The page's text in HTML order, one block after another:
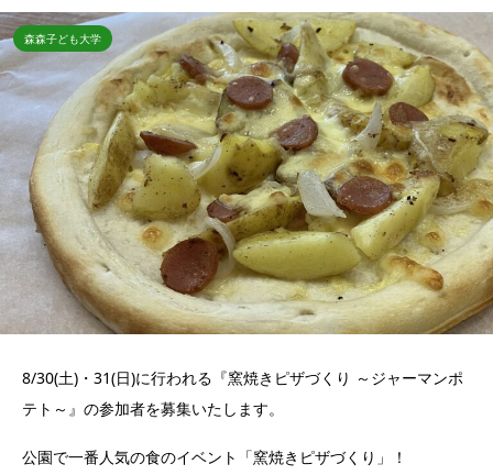
森森子ども大学
8/30(土)・31(日)に行われる『窯焼きピザづくり ～ジャーマンポ
テト～』の参加者を募集いたします。
公園で一番人気の食のイベント「窯焼きピザづくり」！